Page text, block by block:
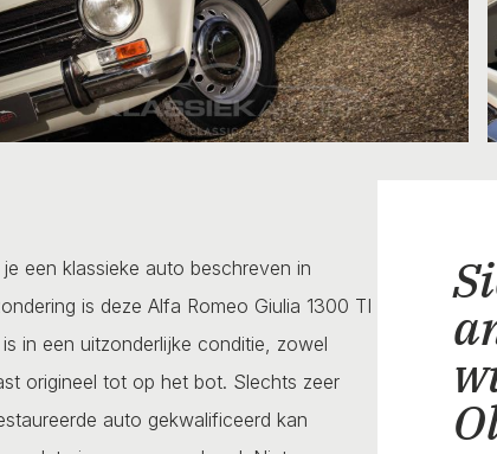
een klassieke auto beschreven in
is deze Alfa Romeo Giulia 1300 TI
in een uitzonderlijke conditie, zowel
origineel tot op het bot. Slechts zeer
auto gekwalificeerd kan